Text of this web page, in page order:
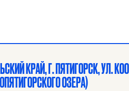
КРАЙ, Г. ПЯТИГОРСК, УЛ.
ОЗЕРА)